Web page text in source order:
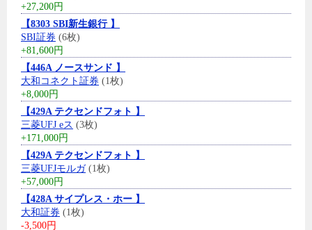
+27,200円
【8303 SBI新生銀行 】
SBI証券 (6枚)
+81,600円
【446A ノースサンド 】
大和コネクト証券 (1枚)
+8,000円
【429A テクセンドフォト 】
三菱UFJ eス (3枚)
+171,000円
【429A テクセンドフォト 】
三菱UFJモルガ(1枚)
+57,000円
【428A サイプレス・ホー 】
大和証券 (1枚)
-3,500円